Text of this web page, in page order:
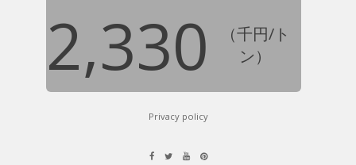
2,330
（千円/ト
ン）
Privacy policy